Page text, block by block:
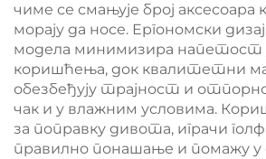
чиме се смањује број аксесоара
морају да носе. Ергономски
модела минимизира напетост
коришћења, док квалитетни
обезбеђују трајност и
чак и у влажним условима.
за поправку дивота, играчи
правилно понашање и помажу